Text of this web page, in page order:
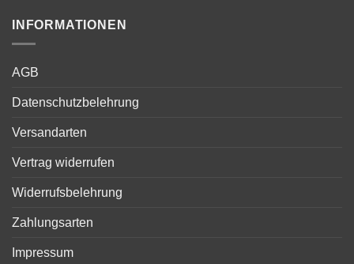
INFORMATIONEN
AGB
Datenschutzbelehrung
Versandarten
Vertrag widerrufen
Widerrufsbelehrung
Zahlungsarten
Impressum